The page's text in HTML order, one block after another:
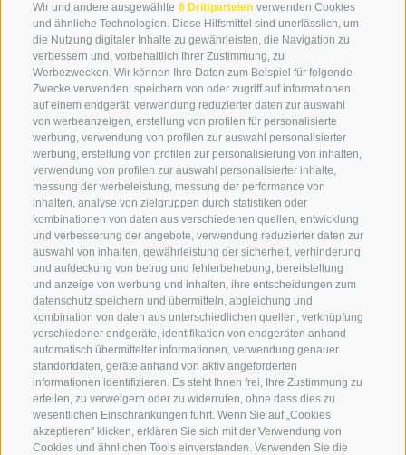
Wir und andere ausgewählte 6 Drittparteien verwenden Cookies
und ähnliche Technologien. Diese Hilfsmittel sind unerlässlich, um
die Nutzung digitaler Inhalte zu gewährleisten, die Navigation zu
verbessern und, vorbehaltlich Ihrer Zustimmung, zu
Werbezwecken. Wir können Ihre Daten zum Beispiel für folgende
Zwecke verwenden: speichern von oder zugriff auf informationen
auf einem endgerät, verwendung reduzierter daten zur auswahl
von werbeanzeigen, erstellung von profilen für personalisierte
werbung, verwendung von profilen zur auswahl personalisierter
werbung, erstellung von profilen zur personalisierung von inhalten,
verwendung von profilen zur auswahl personalisierter inhalte,
messung der werbeleistung, messung der performance von
inhalten, analyse von zielgruppen durch statistiken oder
kombinationen von daten aus verschiedenen quellen, entwicklung
und verbesserung der angebote, verwendung reduzierter daten zur
auswahl von inhalten, gewährleistung der sicherheit, verhinderung
und aufdeckung von betrug und fehlerbehebung, bereitstellung
und anzeige von werbung und inhalten, ihre entscheidungen zum
datenschutz speichern und übermitteln, abgleichung und
kombination von daten aus unterschiedlichen quellen, verknüpfung
verschiedener endgeräte, identifikation von endgeräten anhand
automatisch übermittelter informationen, verwendung genauer
standortdaten, geräte anhand von aktiv angeforderten
informationen identifizieren. Es steht Ihnen frei, Ihre Zustimmung zu
erteilen, zu verweigern oder zu widerrufen, ohne dass dies zu
wesentlichen Einschränkungen führt. Wenn Sie auf „Cookies
akzeptieren" klicken, erklären Sie sich mit der Verwendung von
Cookies und ähnlichen Tools einverstanden. Verwenden Sie die
+39 0474 976139
info@globoalpin.com
SERVICE
Kontakt
Wetter & Lawinen
FAQ & AGB
Schwierigkeitseinteilung
Reisetaschen & Dry Bag
Newsletter
Leihausrüstung
Login
Bezahlung
Partner
Pauschalreiserichtlinie
ON TOUR
Wir
Winterprogramm
Sommerprogramm